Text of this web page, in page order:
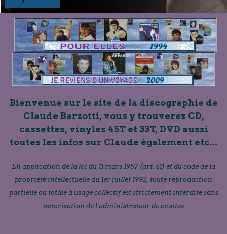
Bienvenue sur le site de la discographie de
Claude Barzotti, vous y trouverez CD,
cassettes, vinyles 45T et 33T, DVD aussi
toutes les infos sur Claude également etc...
En application de la loi du 11 mars 1957 (art. 41) et du code de la
propriété intellectuelle du 1er juillet 1992, toute reproduction
partielle ou totale à usage collectif est strictement interdite sans
autorisation de l'administrateur de ce site»